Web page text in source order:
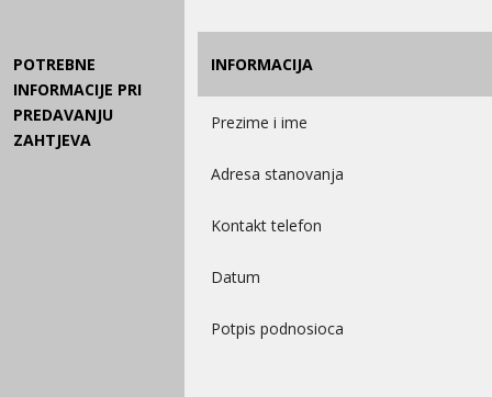
POTREBNE
INFORMACIJE PRI
PREDAVANJU
ZAHTJEVA
INFORMACIJA
Prezime i ime
Adresa stanovanja
Kontakt telefon
Datum
Potpis podnosioca